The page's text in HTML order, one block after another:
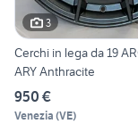
3
Cerchi in lega da 19
ARY Anthracite
950 €
Venezia (VE)